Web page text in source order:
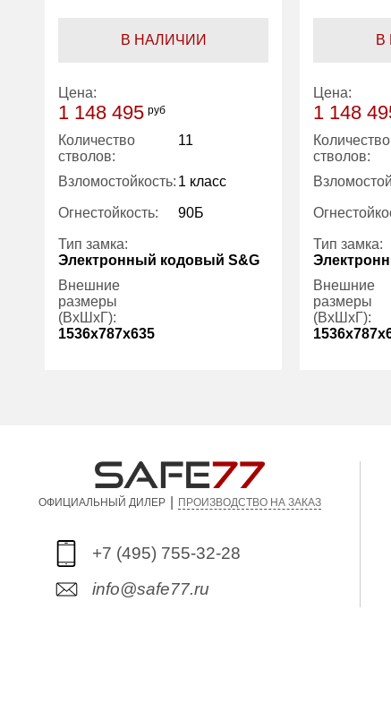
В НАЛИЧИИ
Цена:
1 148 495 руб
Количество
стволов:
11
Взломостойкость: 1 класс
Огнестойкость: 90Б
Тип замка:
Электронный кодовый S&G
Внешние
размеры
(ВхШхГ):
1536x787x635
объем (л):
Гарантия: 1 год
В
Цена:
1 148
Количество
стволов:
Тип замка:
Внешние
размеры
(ВхШхГ):
ОФИЦИАЛЬНЫЙ ДИЛЕР | ПРОИЗВОДСТВО НА ЗАКАЗ
+7 (495) 755-32-28
info@safe77.ru